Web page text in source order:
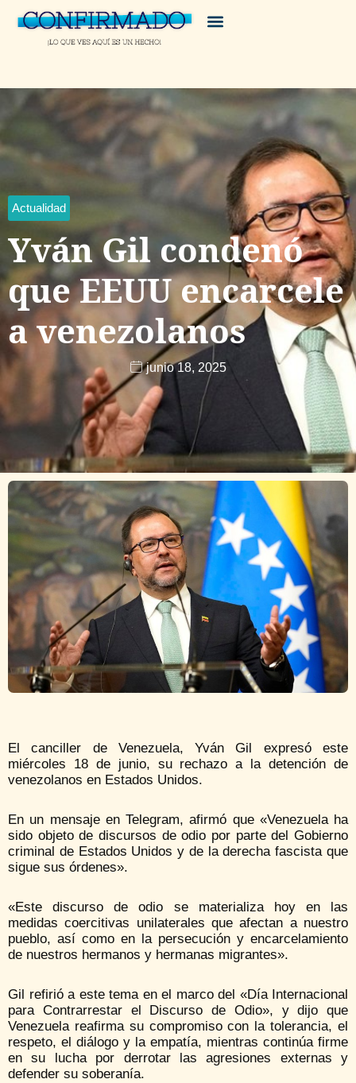
Actualidad
Yván Gil condenó
que EEUU encarcele
a venezolanos
junio 18, 2025
El canciller de Venezuela, Yván Gil expresó este
miércoles 18 de junio, su rechazo a la detención de
venezolanos en Estados Unidos.
En un mensaje en Telegram, afirmó que «Venezuela ha
sido objeto de discursos de odio por parte del Gobierno
criminal de Estados Unidos y de la derecha fascista que
sigue sus órdenes».
«Este discurso de odio se materializa hoy en las
medidas coercitivas unilaterales que afectan a nuestro
pueblo, así como en la persecución y encarcelamiento
de nuestros hermanos y hermanas migrantes».
Gil refirió a este tema en el marco del «Día Internacional
para Contrarrestar el Discurso de Odio», y dijo que
Venezuela reafirma su compromiso con la tolerancia, el
respeto, el diálogo y la empatía, mientras continúa firme
en su lucha por derrotar las agresiones externas y
defender su soberanía.